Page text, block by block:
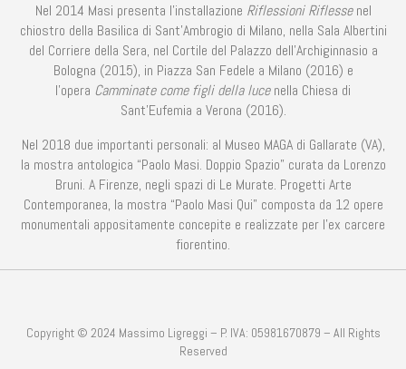
Nel 2014 Masi presenta l’installazione Riflessioni Riflessenel
chiostro della Basilica di Sant’Ambrogio di Milano, nella Sala Albertini
del Corriere della Sera, nel Cortile del Palazzo dell’Archiginnasio a
Bologna (2015), in Piazza San Fedele a Milano (2016) e
l’opera Camminate come figli della lucenella Chiesa di
Sant’Eufemia a Verona (2016).
Nel 2018 due importanti personali: al Museo MAGA di Gallarate (VA),
la mostra antologica “Paolo Masi. Doppio Spazio” curata da Lorenzo
Bruni. A Firenze, negli spazi di Le Murate. Progetti Arte
Contemporanea, la mostra “Paolo Masi Qui” composta da 12 opere
monumentali appositamente concepite e realizzate per l’ex carcere
fiorentino.
Copyright © 2024 Massimo Ligreggi – P. IVA: 05981670879 – All Rights
Reserved